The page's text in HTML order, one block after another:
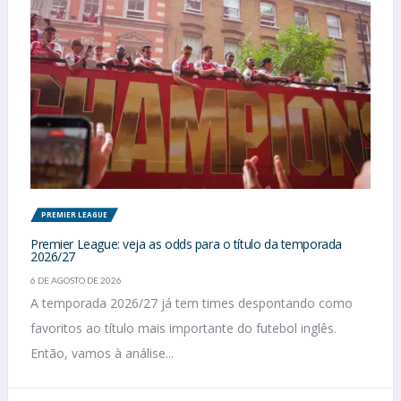
PREMIER LEAGUE
Premier League: veja as odds para o título da temporada
2026/27
6 DE AGOSTO DE 2026
A temporada 2026/27 já tem times despontando como
favoritos ao título mais importante do futebol inglês.
Então, vamos à análise...